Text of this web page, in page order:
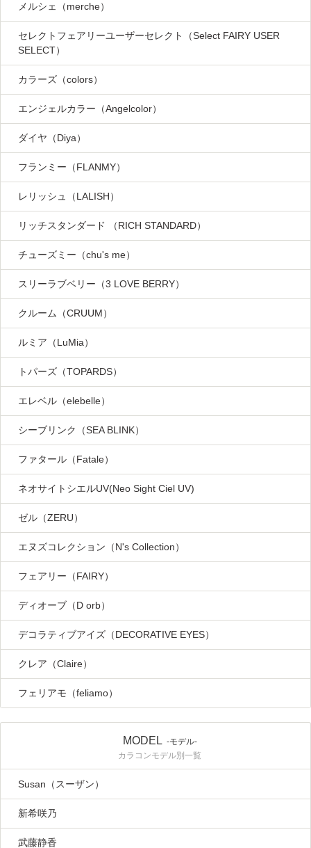
メルシェ（merche）
セレクトフェアリーユーザーセレクト（Select FAIRY USER
SELECT）
カラーズ（colors）
エンジェルカラー（Angelcolor）
ダイヤ（Diya）
フランミー（FLANMY）
レリッシュ（LALISH）
リッチスタンダード （RICH STANDARD）
チューズミー（chu's me）
スリーラブベリー（3 LOVE BERRY）
クルーム（CRUUM）
ルミア（LuMia）
トパーズ（TOPARDS）
エレベル（elebelle）
シーブリンク（SEA BLINK）
ファタール（Fatale）
ネオサイトシエルUV(Neo Sight Ciel UV)
ゼル（ZERU）
エヌズコレクション（N's Collection）
フェアリー（FAIRY）
ディオーブ（D orb）
デコラティブアイズ（DECORATIVE EYES）
クレア（Claire）
フェリアモ（feliamo）
MODEL -モデル-
カラコンモデル別一覧
Susan（スーザン）
新希咲乃
武藤静香